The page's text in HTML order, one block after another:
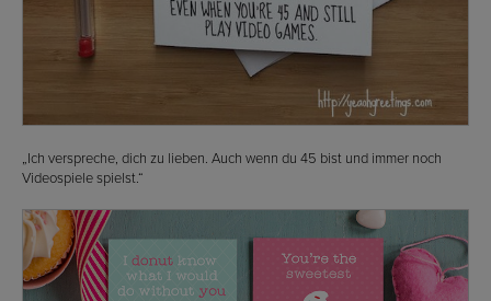
„Ich verspreche, dich zu lieben. Auch wenn du 45 bist und immer noch
Videospiele spielst.“